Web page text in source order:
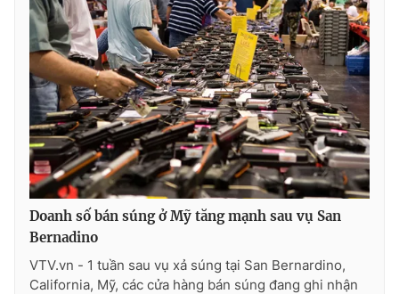
Thị trường
Tư vấn
Lịch phát sóng
Chuyên mục khác
Emagazine Podcast
Photo Infographic
Video Shorts video
VTV Money VTV Thể thao
Doanh số bán súng ở Mỹ tăng mạnh sau vụ San
Bernadino
VTV.vn - 1 tuần sau vụ xả súng tại San Bernardino,
California, Mỹ, các cửa hàng bán súng đang ghi nhận